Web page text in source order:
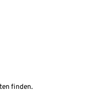
finden.